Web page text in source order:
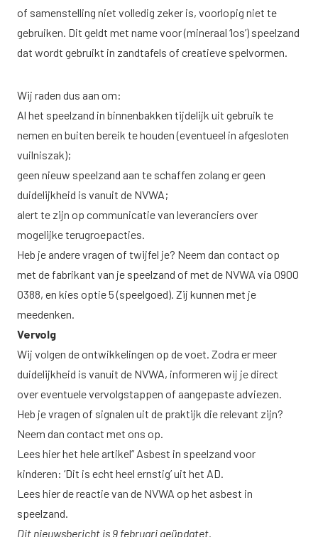
of samenstelling niet volledig zeker is, voorlopig niet te
gebruiken. Dit geldt met name voor (mineraal ‘los’) speelzand
dat wordt gebruikt in zandtafels of creatieve spelvormen.
Wij raden dus aan om:
Al het speelzand in binnenbakken tijdelijk uit gebruik te
nemen en buiten bereik te houden (eventueel in afgesloten
vuilniszak);
geen nieuw speelzand aan te schaffen zolang er geen
duidelijkheid is vanuit de NVWA;
alert te zijn op communicatie van leveranciers over
mogelijke terugroepacties.
Heb je andere vragen of twijfel je? Neem dan contact op
met de fabrikant van je speelzand of met de NVWA via 0900
0388, en kies optie 5 (speelgoed). Zij kunnen met je
meedenken.
Vervolg
Wij volgen de ontwikkelingen op de voet. Zodra er meer
duidelijkheid is vanuit de NVWA, informeren wij je direct
over eventuele vervolgstappen of aangepaste adviezen.
Heb je vragen of signalen uit de praktijk die relevant zijn?
Neem dan contact met ons op.
Lees hier het hele artikel” Asbest in speelzand voor
kinderen: ‘Dit is echt heel ernstig’ uit het AD.
Lees hier de reactie van de NVWA op het asbest in
speelzand.
Dit nieuwsbericht is 9 februari geüpdatet.